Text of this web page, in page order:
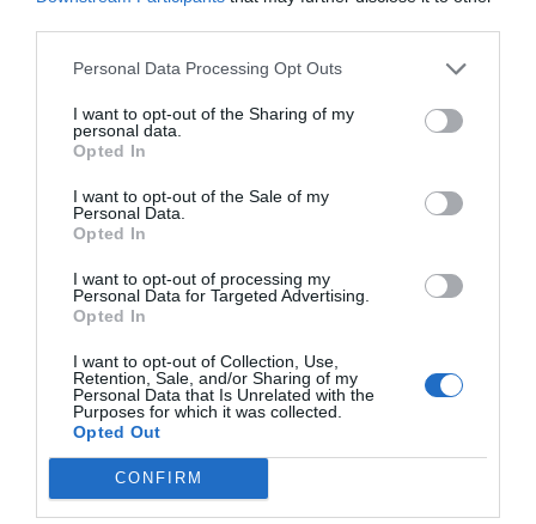
Personal Data Processing Opt Outs
I want to opt-out of the Sharing of my
personal data.
Opted In
I want to opt-out of the Sale of my
Personal Data.
Opted In
I want to opt-out of processing my
Personal Data for Targeted Advertising.
Opted In
I want to opt-out of Collection, Use,
Retention, Sale, and/or Sharing of my
Personal Data that Is Unrelated with the
Purposes for which it was collected.
Opted Out
CONFIRM
2Playbook
NHL con la fórmula que estrenó con NFL